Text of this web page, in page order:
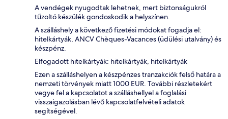
A vendégek nyugodtak lehetnek, mert biztonságukról
tűzoltó készülék gondoskodik a helyszínen.
A szálláshely a következő fizetési módokat fogadja el:
hitelkártyák, ANCV Chèques-Vacances (üdülési utalvány) és
készpénz.
Elfogadott hitelkártyák: hitelkártyák, hitelkártyák
Ezen a szálláshelyen a készpénzes tranzakciók felső határa a
nemzeti törvények miatt 1000 EUR. További részletekért
vegye fel a kapcsolatot a szálláshellyel a foglalási
visszaigazolásban lévő kapcsolatfelvételi adatok
segítségével.